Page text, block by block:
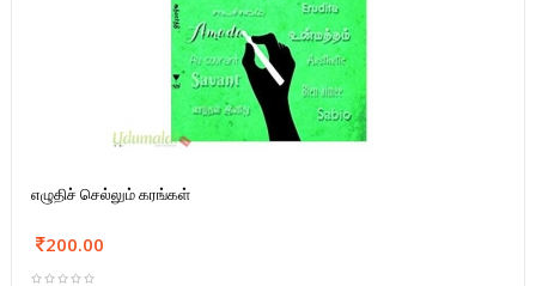
எழுதிச் செல்லும் கரங்கள்
200.00